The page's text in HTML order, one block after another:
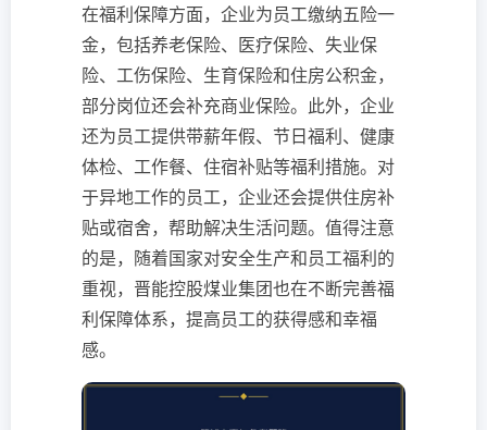
在福利保障方面，企业为员工缴纳五险一
金，包括养老保险、医疗保险、失业保
险、工伤保险、生育保险和住房公积金，
部分岗位还会补充商业保险。此外，企业
还为员工提供带薪年假、节日福利、健康
体检、工作餐、住宿补贴等福利措施。对
于异地工作的员工，企业还会提供住房补
贴或宿舍，帮助解决生活问题。值得注意
的是，随着国家对安全生产和员工福利的
重视，晋能控股煤业集团也在不断完善福
利保障体系，提高员工的获得感和幸福
感。